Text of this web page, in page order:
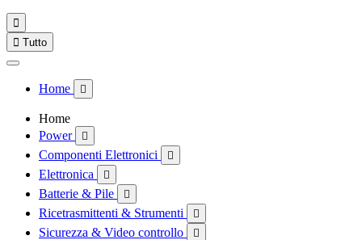

 Tutto
Home 
Home
Power

Componenti Elettronici 
Elettronica 
Batterie & Pile 
Ricetrasmittenti & Strumenti 
Sicurezza & Video controllo 